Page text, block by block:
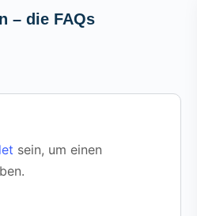
– die FAQs
sein, um einen